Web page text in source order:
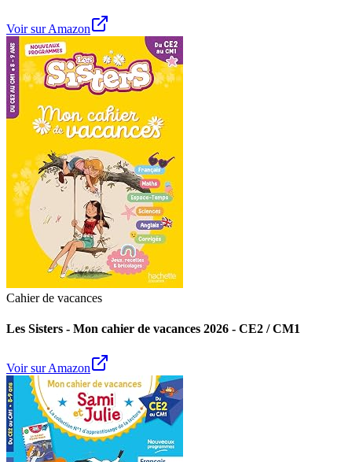
Voir sur Amazon
Cahier de vacances
Les Sisters - Mon cahier de vacances 2026 - CE2 / CM1
Voir sur Amazon